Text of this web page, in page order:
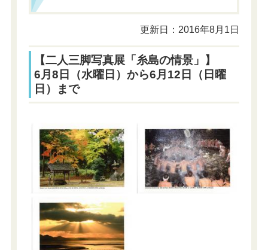
更新日：2016年8月1日
【二人三脚写真展「糸島の情景」】
6月8日（水曜日）から6月12日（日曜
日）まで